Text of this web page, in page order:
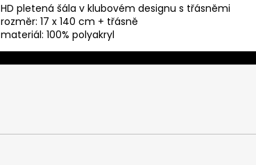
HD pletená šála v klubovém designu s třásněmi
rozměr: 17 x 140 cm + třásně
materiál: 100% polyakryl